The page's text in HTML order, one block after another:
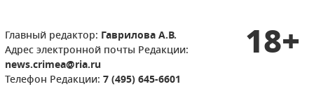
Главный редактор: Гаврилова А.В.
Адрес электронной почты Редакции:
news.crimea@ria.ru
Телефон Редакции: 7 (495) 645-6601
18+